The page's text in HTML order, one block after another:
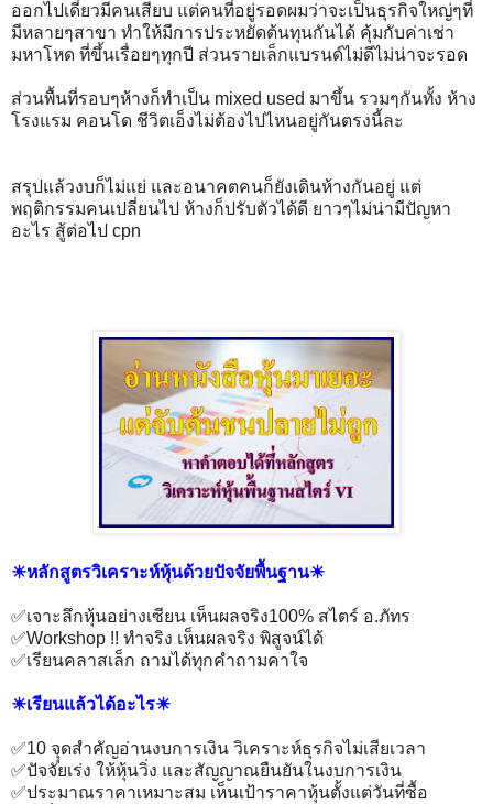
ออกไปเดี๋ยวมีคนเสียบ แต่คนที่อยู่รอดผมว่าจะเป็นธุรกิจใหญ่ๆที่
มีหลายๆสาขา ทำให้มีการประหยัดต้นทุนกันได้ คุ้มกับค่าเช่า
มหาโหด ที่ขึ้นเรื่อยๆทุกปี ส่วนรายเล็กแบรนด์ไม่ดีไม่น่าจะรอด
ส่วนพื้นที่รอบๆห้างก็ทำเป็น mixed used มาขึ้น รวมๆกันทั้ง ห้าง
โรงแรม คอนโด ชีวิตเอ็งไม่ต้องไปไหนอยู่กันตรงนี้ละ
สรุปแล้วงบก็ไม่แย่ และอนาคตคนก็ยังเดินห้างกันอยู่ แต่
พฤติกรรมคนเปลี่ยนไป ห้างก็ปรับตัวได้ดี ยาวๆไม่น่ามีปัญหา
อะไร สู้ต่อไป cpn
☀หลักสูตรวิเคราะห์หุ้นด้วยปัจจัยพื้นฐาน☀
✅เจาะลึกหุ้นอย่างเซียน เห็นผลจริง100% สไตร์ อ.ภัทร
✅Workshop !! ทำจริง เห็นผลจริง พิสูจน์ได้
✅เรียนคลาสเล็ก ถามได้ทุกคำถามคาใจ
☀เรียนแล้วได้อะไร☀
✅10 จุุดสำคัญอ่านงบการเงิน วิเคราะห์ธุรกิจไม่เสียเวลา
✅ปัจจัยเร่ง ให้หุ้นวิ่ง และสัญญาณยืนยันในงบการเงิน
✅ประมาณราคาเหมาะสม เห็นเป้าราคาหุ้นตั้งแต่วันที่ซื้อ